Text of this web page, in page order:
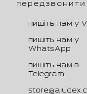
пишіть нам у
пишіть нам у
WhatsApp
пишіть нам в
Telegram